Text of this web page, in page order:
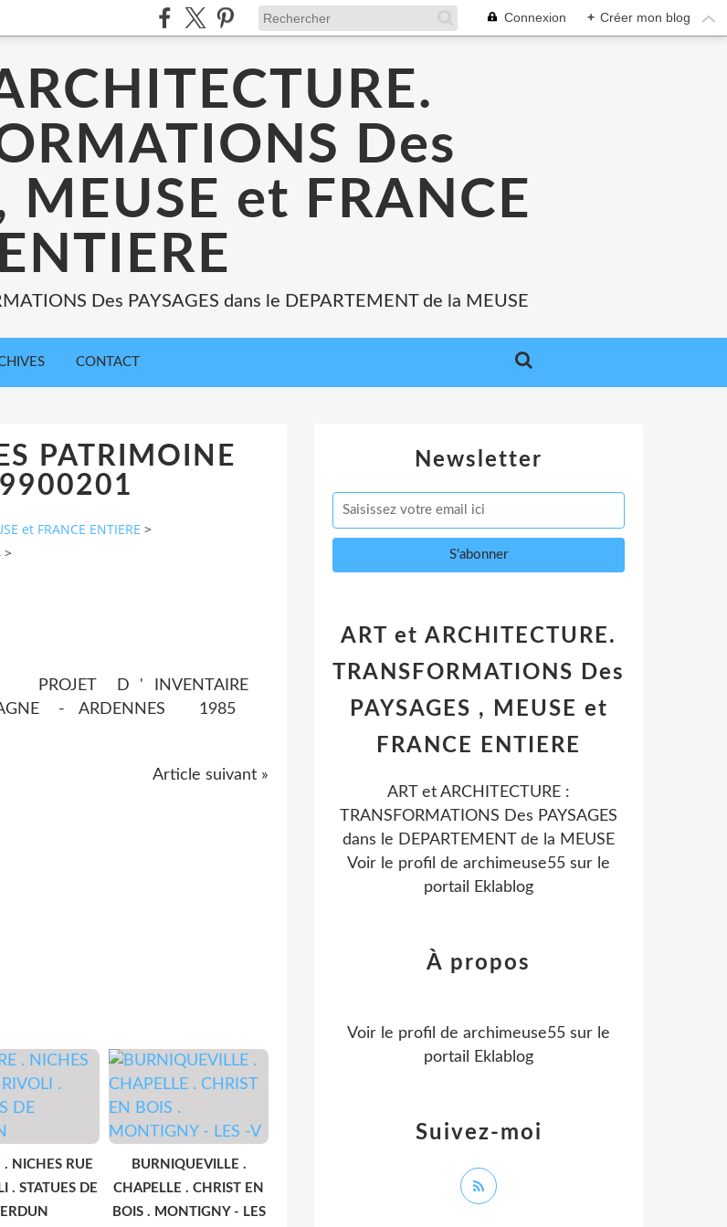
Connexion + Créer mon blog
Des
MEUSE et FRANCE
ENTIERE
Des PAYSAGES dans le DEPARTEMENT de la MEUSE
CONTACT
PATRIMOINE
et FRANCE ENTIERE >
>
D ' INVENTAIRE
- ARDENNES 1985
Article suivant »
. NICHES RUE
. STATUES DE
BURNIQUEVILLE .
CHAPELLE . CHRIST EN
BOIS . MONTIGNY - LES
Newsletter
ART et ARCHITECTURE.
TRANSFORMATIONS Des
PAYSAGES , MEUSE et
FRANCE ENTIERE
ART et ARCHITECTURE :
TRANSFORMATIONS Des PAYSAGES
dans le DEPARTEMENT de la MEUSE
Voir le profil de archimeuse55 sur le
portail Eklablog
Suivez-moi
À propos
Voir le profil de archimeuse55 sur le
portail Eklablog